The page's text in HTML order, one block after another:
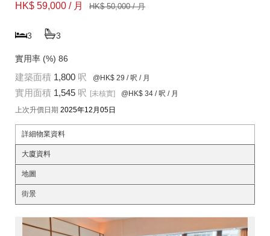
HK$ 59,000 / 月
HK$ 50,000 / 月
3 3
實用率 (%) 86
建築面積 1,800 呎 @HK$ 29 / 呎 / 月
實用面積 1,545 呎 [未核實] @HK$ 34 / 呎 / 月
上次升價日期 2025年12月05日
詳細物業資料
大廈資料
地圖
街景